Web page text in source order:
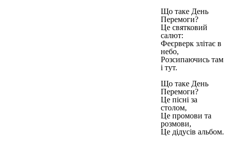
Що таке День
Перемоги?
Це святковий
салют:
Феєрверк злітає в
небо,
Розсипаючись там
і тут.
Що таке День
Перемоги?
Це пісні за
столом,
Це промови та
розмови,
Це дідусів альбом.